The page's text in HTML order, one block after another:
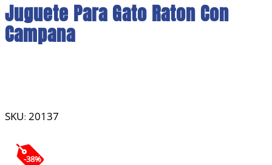
Juguete Para Gato Raton Con
Campana
: 20137
-38%